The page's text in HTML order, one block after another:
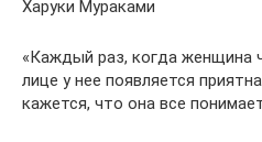
Харуки Мураками
«Каждый раз, когда женщина
лице у нее появляется
кажется, что она все